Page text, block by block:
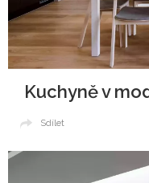
Sdílet